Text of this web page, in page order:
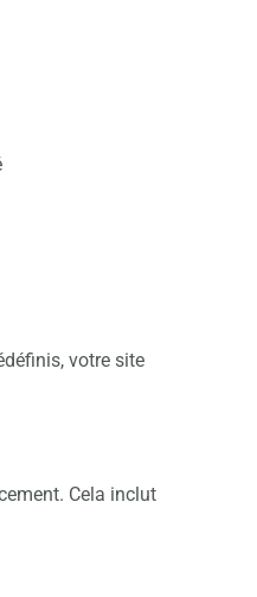
votre site
Cela inclut